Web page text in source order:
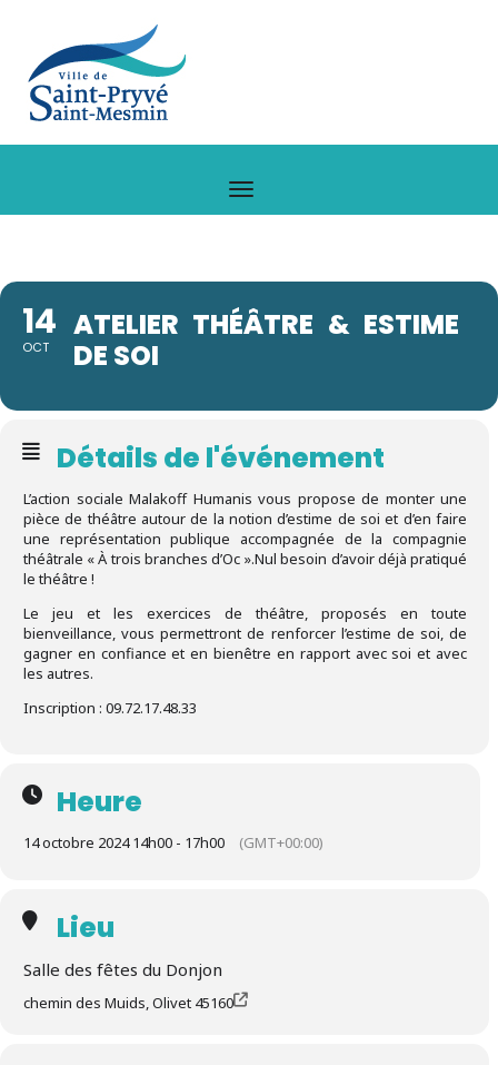
14
OCT
ATELIER THÉÂTRE & ESTIME
DE SOI
Détails de l'événement
L’action sociale Malakoff Humanis vous propose de monter une
pièce de théâtre autour de la notion d’estime de soi et d’en faire
une représentation publique accompagnée de la compagnie
théâtrale « À trois branches d’Oc ».Nul besoin d’avoir déjà pratiqué
le théâtre !
Le jeu et les exercices de théâtre, proposés en toute
bienveillance, vous permettront de renforcer l’estime de soi, de
gagner en confiance et en bienêtre en rapport avec soi et avec
les autres.
Inscription : 09.72.17.48.33
Heure
14 octobre 2024 14h00 - 17h00 (GMT+00:00)
Lieu
Salle des fêtes du Donjon
chemin des Muids, Olivet 45160